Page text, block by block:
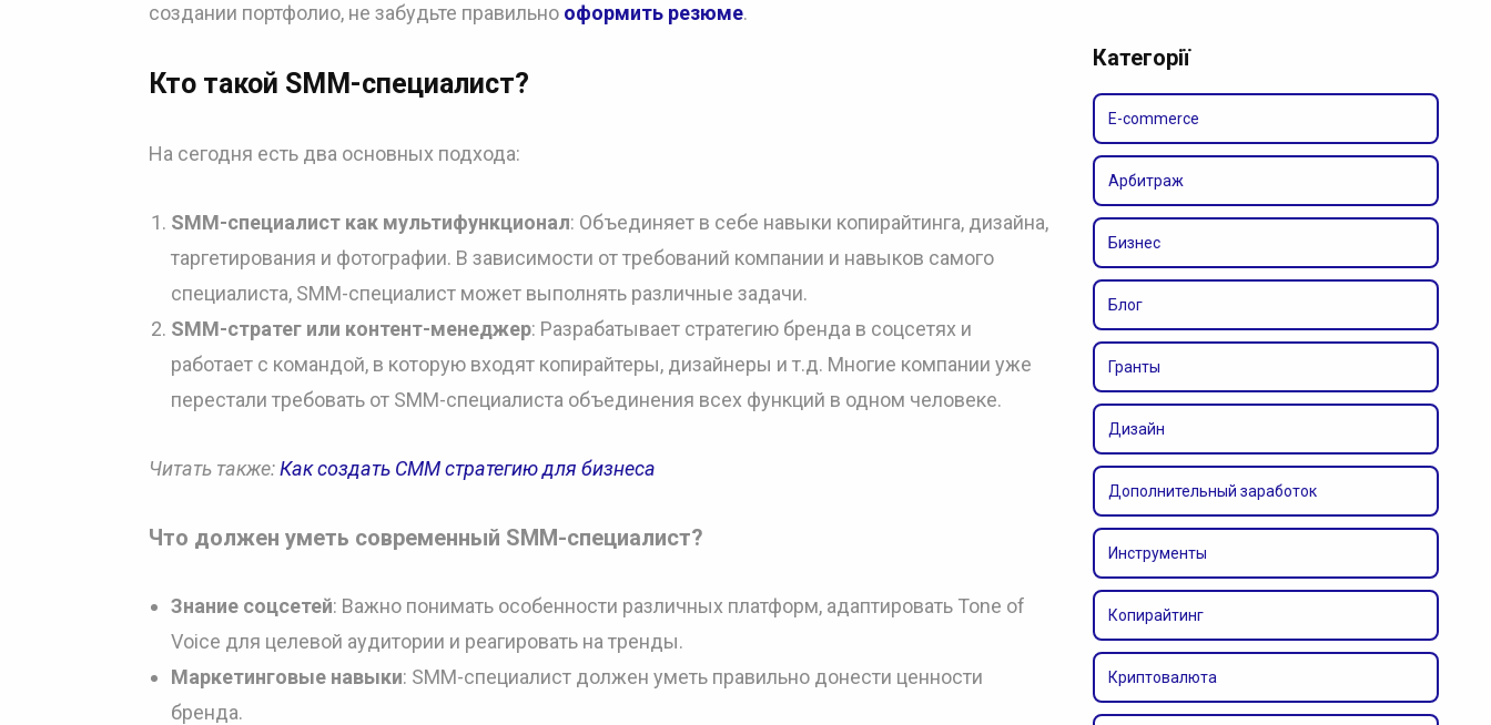
создании портфолио, не забудьте правильно оформить резюме.
Кто такой SMM-специалист?
На сегодня есть два основных подхода:
SMM-специалист как мультифункционал: Объединяет в себе навыки копирайтинга, дизайна,
таргетирования и фотографии. В зависимости от требований компании и навыков самого
специалиста, SMM-специалист может выполнять различные задачи.
SMM-стратег или контент-менеджер: Разрабатывает стратегию бренда в соцсетях и
работает с командой, в которую входят копирайтеры, дизайнеры и т.д. Многие компании уже
перестали требовать от SMM-специалиста объединения всех функций в одном человеке.
Читать также:Как создать СММ стратегию для бизнеса
Что должен уметь современный SMM-специалист?
Знание соцсетей: Важно понимать особенности различных платформ, адаптировать Tone of
Voice для целевой аудитории и реагировать на тренды.
Маркетинговые навыки: SMM-специалист должен уметь правильно донести ценности
бренда.
Категорії
E-commerce
Арбитраж
Бизнес
Блог
Гранты
Дизайн
Дополнительный заработок
Инструменты
Копирайтинг
Криптовалюта